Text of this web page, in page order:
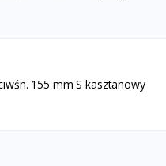
155 mm S kasztanowy